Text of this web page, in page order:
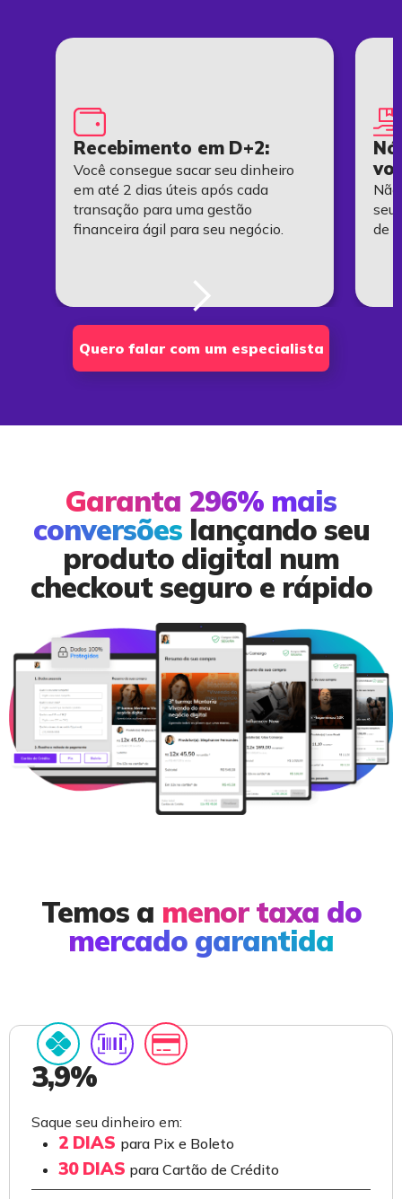
Recebimento em D+2:
Você consegue sacar seu dinheiro
em até 2 dias úteis após cada
transação para uma gestão
financeira ágil para seu negócio.
seu
de
Quero falar com um especialista
Garanta 296% mais
conversões lançando seu
produto digital num
checkout seguro e rápido
Temos a menor taxa do
mercado garantida
3,9%
Saque seu dinheiro em:
2 DIAS para Pix e Boleto
30 DIAS para Cartão de Crédito